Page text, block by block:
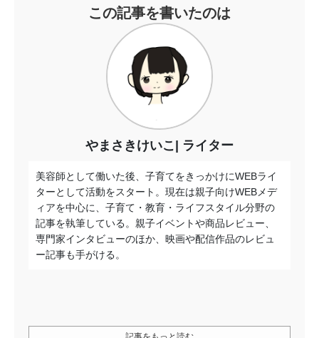
この記事を書いたのは
やまさきけいこ ライター
美容師として働いた後、子育てをきっかけにWEBライ
ターとして活動をスタート。現在は親子向けWEBメデ
ィアを中心に、子育て・教育・ライフスタイル分野の
記事を執筆している。親子イベントや商品レビュー、
専門家インタビューのほか、映画や配信作品のレビュ
ー記事も手がける。